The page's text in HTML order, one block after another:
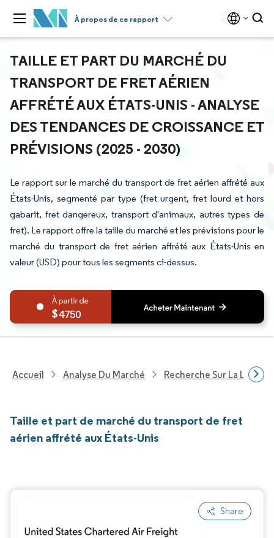
À propos de ce rapport
TAILLE ET PART DU MARCHÉ DU
TRANSPORT DE FRET AÉRIEN
AFFRÉTÉ AUX ÉTATS-UNIS - ANALYSE
DES TENDANCES DE CROISSANCE ET
PRÉVISIONS (2025 - 2030)
Le rapport sur le marché du transport de fret aérien affrété aux
États-Unis, segmenté par type (fret urgent, fret lourd et hors
gabarit, fret dangereux, transport d'animaux, autres types de
fret). Le rapport offre la taille du marché et les prévisions pour le
marché du transport de fret aérien affrété aux États-Unis en
valeur (USD) pour tous les segments ci-dessus.
4750
Accueil Analyse Du Marché Recherche Sur La
Taille et part de marché du transport de fret
aérien affrété aux États-Unis
Share